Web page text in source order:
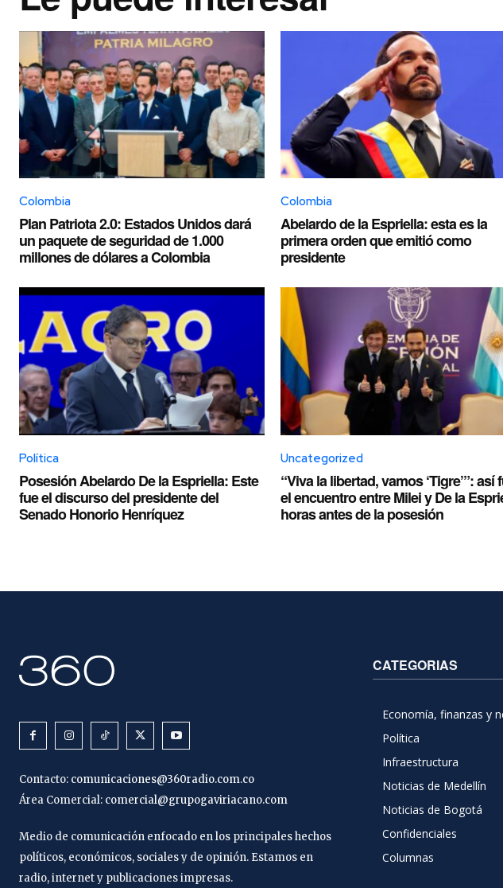
Colombia
Plan Patriota 2.0: Estados Unidos dará
un paquete de seguridad de 1.000
millones de dólares a Colombia
Colombia
Abelardo de la Espriella: esta es la
primera orden que emitió como
presidente
Política
Posesión Abelardo De la Espriella: Este
fue el discurso del presidente del
Senado Honorio Henríquez
Uncategorized
“Viva la libertad, vamos ‘Tigre’”: así
el encuentro entre Milei y De la
horas antes de la posesión
Contacto: comunicaciones@360radio.com.co
Área Comercial: comercial@grupogaviriacano.com
Medio de comunicación enfocado en los principales hechos
políticos, económicos, sociales y de opinión. Estamos en
radio, internet y publicaciones impresas.
CATEGORIAS
Economía, finanzas y
Política
Infraestructura
Noticias de Medellín
Noticias de Bogotá
Confidenciales
Columnas